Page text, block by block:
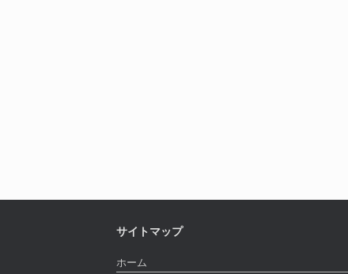
サイトマップ
ホーム